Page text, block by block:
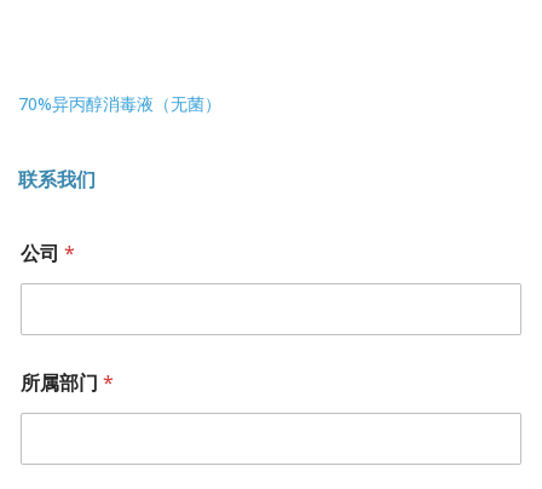
70%异丙醇消毒液（无菌）
联系我们
公司 *
所属部门 *